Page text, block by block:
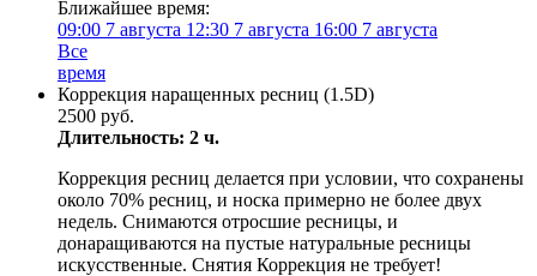
Ближайшее время:
09:00 7 августа 12:30 7 августа 16:00 7 августа
Все
время
Коррекция наращенных ресниц (1.5D)
2500 руб.
Длительность: 2 ч.
Коррекция ресниц делается при условии, что сохранены
около 70% ресниц, и носка примерно не более двух
недель. Снимаются отросшие ресницы, и
донаращиваются на пустые натуральные ресницы
искусственные. Снятия Коррекция не требует!